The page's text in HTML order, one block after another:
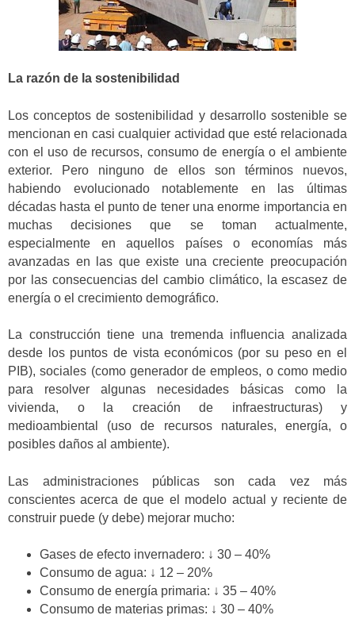
La razón de la sostenibilidad
Los conceptos de sostenibilidad y desarrollo sostenible se
mencionan en casi cualquier actividad que esté relacionada
con el uso de recursos, consumo de energía o el ambiente
exterior. Pero ninguno de ellos son términos nuevos,
habiendo evolucionado notablemente en las últimas
décadas hasta el punto de tener una enorme importancia en
muchas decisiones que se toman actualmente,
especialmente en aquellos países o economías más
avanzadas en las que existe una creciente preocupación
por las consecuencias del cambio climático, la escasez de
energía o el crecimiento demográfico.
La construcción tiene una tremenda influencia analizada
desde los puntos de vista económicos (por su peso en el
PIB), sociales (como generador de empleos, o como medio
para resolver algunas necesidades básicas como la
vivienda, o la creación de infraestructuras) y
medioambiental (uso de recursos naturales, energía, o
posibles daños al ambiente).
Las administraciones públicas son cada vez más
conscientes acerca de que el modelo actual y reciente de
construir puede (y debe) mejorar mucho:
Gases de efecto invernadero: ↓ 30 – 40%
Consumo de agua: ↓ 12 – 20%
Consumo de energía primaria: ↓ 35 – 40%
Consumo de materias primas: ↓ 30 – 40%